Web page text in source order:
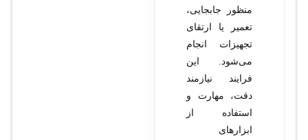
منظور جابجایی،
تعمیر یا ارتقای
تجهیزات انجام
می‌شود. این
فرایند نیازمند
دقت، مهارت و
استفاده از
ابزارهای